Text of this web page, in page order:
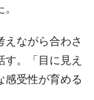
ながら合わさ
。「目に見え
感受性が育める